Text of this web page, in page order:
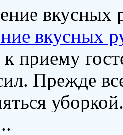
вкусных
приему
Прежде